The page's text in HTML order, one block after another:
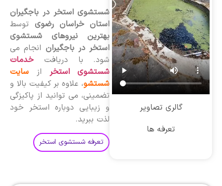
شستشوی استخر در باجگیران
استان خراسان رضویتوسط
بهترین نیروهای شستشوی
استخر در باجگیرانانجام می
شود. با دریافت
خدمات
شستشوی استخراز
سایت
شستشو، علاوه بر کیفیت بالا و
تضمینی، می توانید از پاکیزگی
و زیبایی دوباره استخر خود
لذت ببرید.
تعرفه شستشوی استخر
گالری تصاویر
تعرفه ها